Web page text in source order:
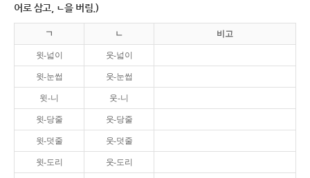
어로 삼고, ㄴ을 버림.)
ㄱ ㄴ 비고
윗-넓이 웃-넓이
윗-눈썹 웃-눈썹
윗-니 웃-니
윗-당줄 웃-당줄
윗-덧줄 웃-덧줄
윗-도리 웃-도리